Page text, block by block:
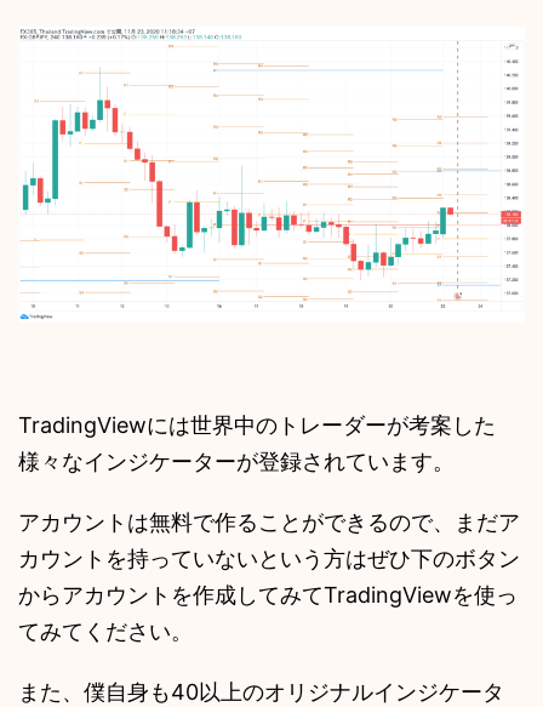
TradingViewには世界中のトレーダーが考案した
様々なインジケーターが登録されています。
アカウントは無料で作ることができるので、まだア
カウントを持っていないという方はぜひ下のボタン
からアカウントを作成してみてTradingViewを使っ
てみてください。
また、僕自身も40以上のオリジナルインジケータ